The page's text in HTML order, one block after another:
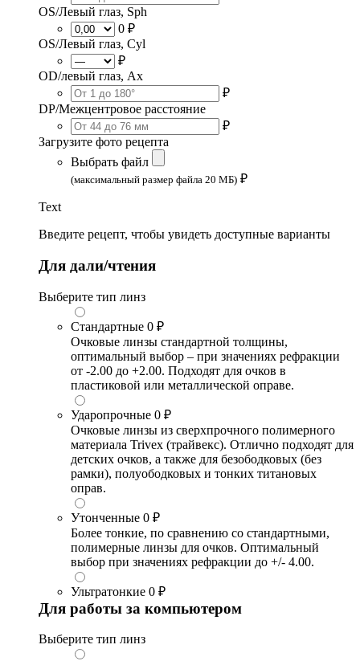
OS/Левый глаз, Sph
0 ₽
OS/Левый глаз, Cyl
₽
OD/левый глаз, Ax
₽
DP/Межцентровое расстояние
₽
Загрузите фото рецепта
Выбрать файл
(максимальный размер файла 20 МБ) ₽
Text
Введите рецепт, чтобы увидеть доступные варианты
Для дали/чтения
Выберите тип линз
Стандартные 0 ₽
Очковые линзы стандартной толщины,
оптимальный выбор – при значениях рефракции
от -2.00 до +2.00. Подходят для очков в
пластиковой или металлической оправе.
Ударопрочные 0 ₽
Очковые линзы из сверхпрочного полимерного
материала Trivex (трайвекс). Отлично подходят для
детских очков, а также для безободковых (без
рамки), полуободковых и тонких титановых
оправ.
Утонченные 0 ₽
Более тонкие, по сравнению со стандартными,
полимерные линзы для очков. Оптимальный
выбор при значениях рефракции до +/- 4.00.
Ультратонкие 0 ₽
Для работы за компьютером
Выберите тип линз